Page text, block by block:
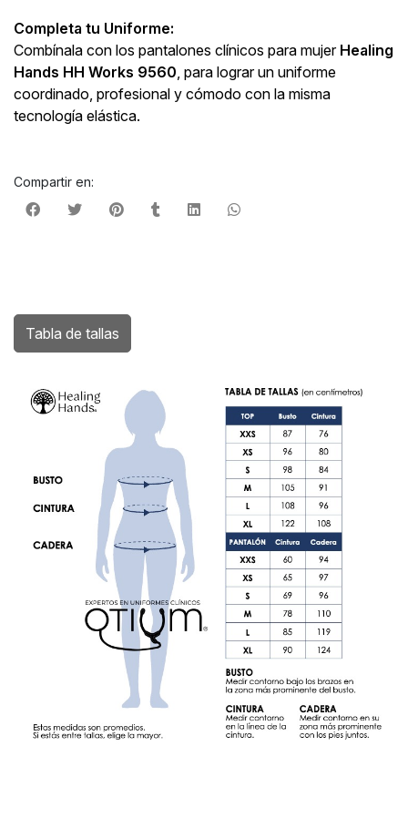
Completa tu Uniforme:
Combínala con los pantalones clínicos para mujer Healing
Hands HH Works 9560 , para lograr un uniforme
coordinado, profesional y cómodo con la misma
tecnología elástica.
Compartir en:
Tabla de tallas